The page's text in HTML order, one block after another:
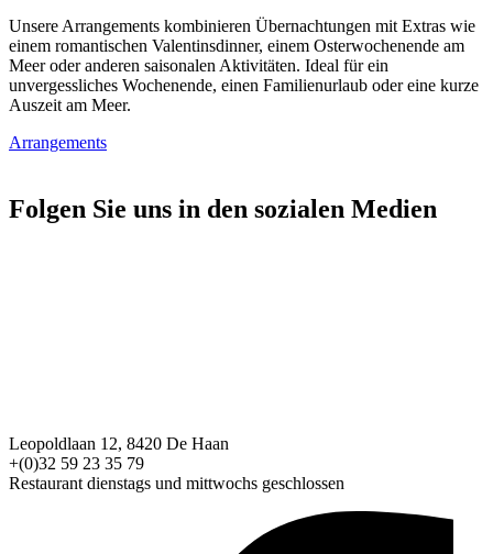
Unsere Arrangements kombinieren Übernachtungen mit Extras wie
einem romantischen Valentinsdinner, einem Osterwochenende am
Meer oder anderen saisonalen Aktivitäten. Ideal für ein
unvergessliches Wochenende, einen Familienurlaub oder eine kurze
Auszeit am Meer.
Arrangements
Folgen Sie uns in den sozialen Medien
Hotel&Restauran t
Leopoldlaan 12, 8420 De Haan
+(0)32 59 23 35 79
Restaurant dienstags und mittwochs geschlossen